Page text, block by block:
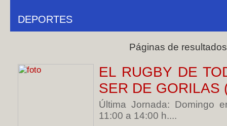
DEPORTES
Páginas de
EL RUGBY DE
SER DE GORILAS
Última Jornada: Domingo
11:00 a 14:00 h....